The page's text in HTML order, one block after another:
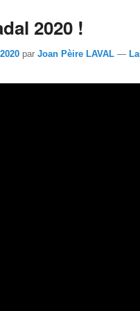
2020 !
par Joan Pèire LAVAL —